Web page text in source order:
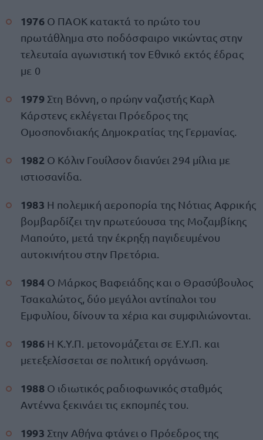
1976 Ο ΠΑΟΚ κατακτά το πρώτο του
πρωτάθλημα στο ποδόσφαιρο νικώντας στην
τελευταία αγωνιστική τον Εθνικό εκτός έδρας
με 0
1979 Στη Βόννη, ο πρώην ναζιστής Καρλ
Κάρστενς εκλέγεται Πρόεδρος της
Ομοσπονδιακής Δημοκρατίας της Γερμανίας.
1982 Ο Κόλιν Γουίλσον διανύει 294 μίλια με
ιστιοσανίδα.
1983 Η πολεμική αεροπορία της Νότιας Αφρικής
βομβαρδίζει την πρωτεύουσα της Μοζαμβίκης
Μαπούτο, μετά την έκρηξη παγιδευμένου
αυτοκινήτου στην Πρετόρια.
1984 Ο Μάρκος Βαφειάδης και ο Θρασύβουλος
Τσακαλώτος, δύο μεγάλοι αντίπαλοι του
Εμφυλίου, δίνουν τα χέρια και συμφιλιώνονται.
1986 Η Κ.Υ.Π. μετονομάζεται σε Ε.Υ.Π. και
μετεξελίσσεται σε πολιτική οργάνωση.
1988 Ο ιδιωτικός ραδιοφωνικός σταθμός
Αντέννα ξεκινάει τις εκπομπές του.
1993 Στην Αθήνα φτάνει ο Πρόεδρος της